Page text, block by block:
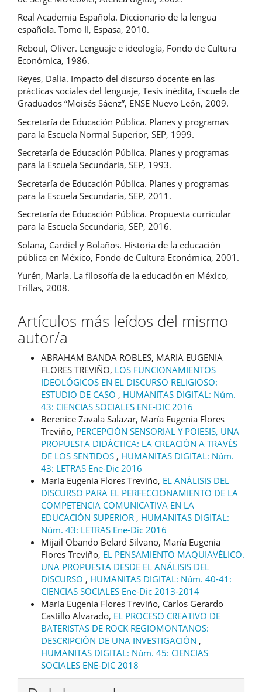
Real Academia Española. Diccionario de la lengua
española. Tomo II, Espasa, 2010.
Reboul, Oliver. Lenguaje e ideología, Fondo de Cultura
Económica, 1986.
Reyes, Dalia. Impacto del discurso docente en las
prácticas sociales del lenguaje, Tesis inédita, Escuela de
Graduados “Moisés Sáenz”, ENSE Nuevo León, 2009.
Secretaría de Educación Pública. Planes y programas
para la Escuela Normal Superior, SEP, 1999.
Secretaría de Educación Pública. Planes y programas
para la Escuela Secundaria, SEP, 1993.
Secretaría de Educación Pública. Planes y programas
para la Escuela Secundaria, SEP, 2011.
Secretaría de Educación Pública. Propuesta curricular
para la Escuela Secundaria, SEP, 2016.
Solana, Cardiel y Bolaños. Historia de la educación
pública en México, Fondo de Cultura Económica, 2001.
Yurén, María. La filosofía de la educación en México,
Trillas, 2008.
Artículos más leídos del mismo
autor/a
ABRAHAM BANDA ROBLES, MARIA EUGENIA
FLORES TREVIÑO, LOS FUNCIONAMIENTOS
IDEOLÓGICOS EN EL DISCURSO RELIGIOSO:
ESTUDIO DE CASO , HUMANITAS DIGITAL: Núm.
43: CIENCIAS SOCIALES ENE-DIC 2016
Berenice Zavala Salazar, María Eugenia Flores
Treviño, PERCEPCIÓN SENSORIAL Y POIESIS, UNA
PROPUESTA DIDÁCTICA: LA CREACIÓN A TRAVÉS
DE LOS SENTIDOS , HUMANITAS DIGITAL: Núm.
43: LETRAS Ene-Dic 2016
María Eugenia Flores Treviño, EL ANÁLISIS DEL
DISCURSO PARA EL PERFECCIONAMIENTO DE LA
COMPETENCIA COMUNICATIVA EN LA
EDUCACIÓN SUPERIOR , HUMANITAS DIGITAL:
Núm. 43: LETRAS Ene-Dic 2016
Mijail Obando Belard Silvano, María Eugenia
Flores Treviño, EL PENSAMIENTO MAQUIAVÉLICO.
UNA PROPUESTA DESDE EL ANÁLISIS DEL
DISCURSO , HUMANITAS DIGITAL: Núm. 40-41:
CIENCIAS SOCIALES Ene-Dic 2013-2014
María Eugenia Flores Treviño, Carlos Gerardo
Castillo Alvarado, EL PROCESO CREATIVO DE
BATERISTAS DE ROCK REGIOMONTANOS:
DESCRIPCIÓN DE UNA INVESTIGACIÓN ,
HUMANITAS DIGITAL: Núm. 45: CIENCIAS
SOCIALES ENE-DIC 2018